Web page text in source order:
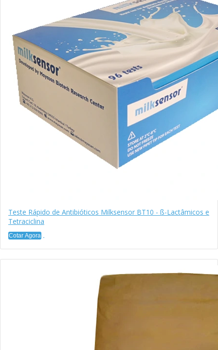
Teste Rápido de Antibióticos Milksensor BT10 - ß-Lactâmicos e
Tetraciclina
Cotar Agora